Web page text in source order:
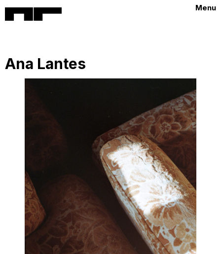
Menu
Ana Lantes